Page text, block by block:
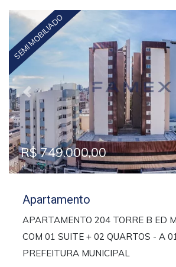
Previous
SEMI MOBILIADO
R$ 749.000,00
Apartamento
APARTAMENTO 204 TORRE B ED
COM 01 SUITE + 02 QUARTOS - A
PREFEITURA MUNICIPAL